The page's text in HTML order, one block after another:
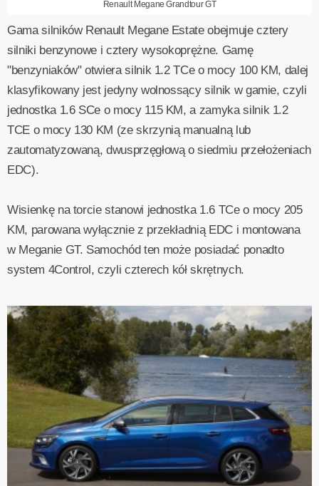
Renault Megane Grandtour GT
Gama silników Renault Megane Estate obejmuje cztery
silniki benzynowe i cztery wysokoprężne. Gamę
"benzyniaków" otwiera silnik 1.2 TCe o mocy 100 KM, dalej
klasyfikowany jest jedyny wolnossący silnik w gamie, czyli
jednostka 1.6 SCe o mocy 115 KM, a zamyka silnik 1.2
TCE o mocy 130 KM (ze skrzynią manualną lub
zautomatyzowaną, dwusprzęgłową o siedmiu przełożeniach
EDC).
Wisienkę na torcie stanowi jednostka 1.6 TCe o mocy 205
KM, parowana wyłącznie z przekładnią EDC i montowana
w Meganie GT. Samochód ten może posiadać ponadto
system 4Control, czyli czterech kół skrętnych.